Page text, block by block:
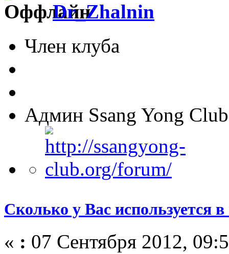
Dr_Zhalnin
Член клуба
Админ Ssang Yong
Сколько у Вас используется
« : 07 Сентября 2012,